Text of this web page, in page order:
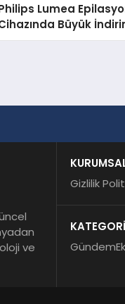
Lumea
Büyük
Başladı
ve
Gizlilik
Gündem